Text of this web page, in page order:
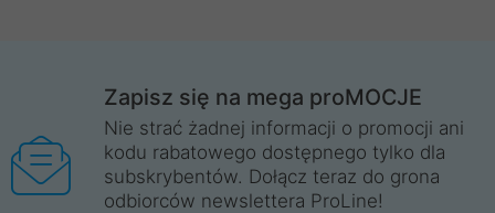
Zapisz się na mega proMOCJE
Nie strać żadnej informacji o promocji ani
kodu rabatowego dostępnego tylko dla
subskrybentów. Dołącz teraz do grona
odbiorców newslettera ProLine!